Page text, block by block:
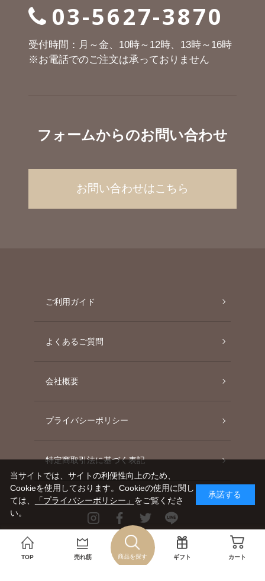
TOP 売れ筋 商品を探す ギフト カート
03-5627-3870
受付時間：月～金、10時～12時、13時～16時
※お電話でのご注文は承っておりません
フォームからのお問い合わせ
お問い合わせはこちら
ご利用ガイド
よくあるご質問
会社概要
プライバシーポリシー
特定商取引法に基づく表記
InstagramFacebookTwitter
Copyright©AGC TECHNO GLASS CO., LTD.
ALL RIGHTS RESERVED.
当サイトでは、サイトの利便性向上のため、
Cookieを使用しております。Cookieの使用に関し
ては、
「プライバシーポリシー」 をご覧くださ
い。
承諾する